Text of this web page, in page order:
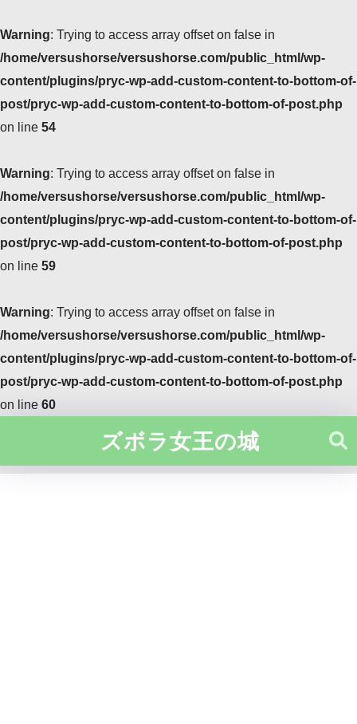
Warning: Trying to access array offset on false in
/home/versushorse/versushorse.com/public_html/wp-
content/plugins/pryc-wp-add-custom-content-to-bottom-of-
post/pryc-wp-add-custom-content-to-bottom-of-post.php
on line 54
Warning: Trying to access array offset on false in
/home/versushorse/versushorse.com/public_html/wp-
content/plugins/pryc-wp-add-custom-content-to-bottom-of-
post/pryc-wp-add-custom-content-to-bottom-of-post.php
on line 59
Warning: Trying to access array offset on false in
/home/versushorse/versushorse.com/public_html/wp-
content/plugins/pryc-wp-add-custom-content-to-bottom-of-
post/pryc-wp-add-custom-content-to-bottom-of-post.php
on line 60
ズボラ女王の城